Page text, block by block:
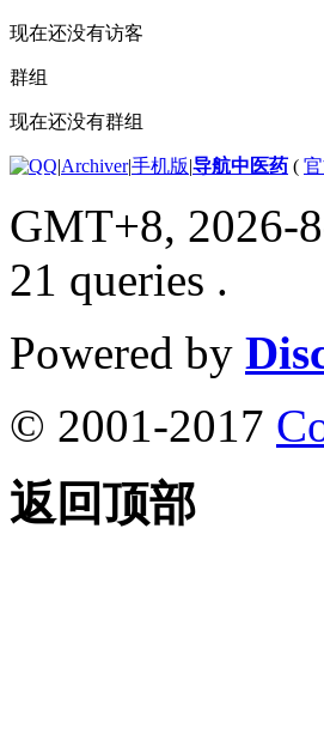
现在还没有访客
群组
现在还没有群组
|Archiver|手机版|导航中医药 (
GMT+8, 2026-
21 queries .
Powered by
© 2001-2017
返回顶部